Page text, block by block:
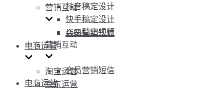
营销互动
会员营销短信
电商运营
淘宝运营
京东运营
抖音稿定设计
快手稿定设计
1688稿定视频
营销互动
会员营销短信
电商运营